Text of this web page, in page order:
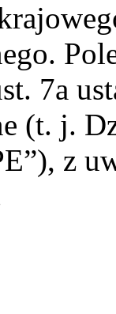
7a
(t. j.
z